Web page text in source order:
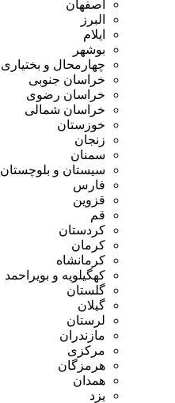
اصفهان
البرز
ایلام
بوشهر
چهارمحال و بختیاری
خراسان جنوبی
خراسان رضوی
خراسان شمالی
خوزستان
زنجان
سمنان
سیستان و بلوچستان
فارس
قزوین
قم
کردستان
کرمان
کرمانشاه
کهگیلویه و بویراحمد
گلستان
گیلان
لرستان
مازندران
مرکزی
هرمزگان
همدان
یزد